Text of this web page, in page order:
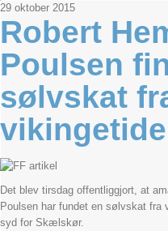
29 oktober 2015
Robert
Poulsen
sølvskat
Det blev tirsdag offentliggjort, at
Poulsen har fundet en sølvskat fra
syd for Skælskør.